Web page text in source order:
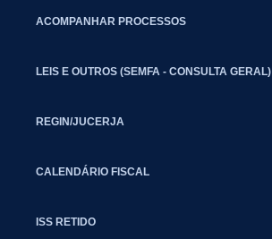
ACOMPANHAR PROCESSOS
LEIS E OUTROS (SEMFA - CONSULTA GERAL)
REGIN/JUCERJA
CALENDÁRIO FISCAL
ISS RETIDO